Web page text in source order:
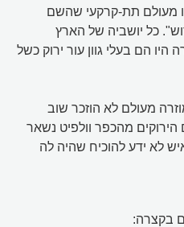
מעולם תת-קרקעי שהשם
כל יושביה של הארץ
הם בעלי גוון עור ירוק כשל
מעולם לא הוזכר שוב
הירוקים מהכפר וולפיט נשאר
לא ידע להוכיח שהיה לה
בקצרה: